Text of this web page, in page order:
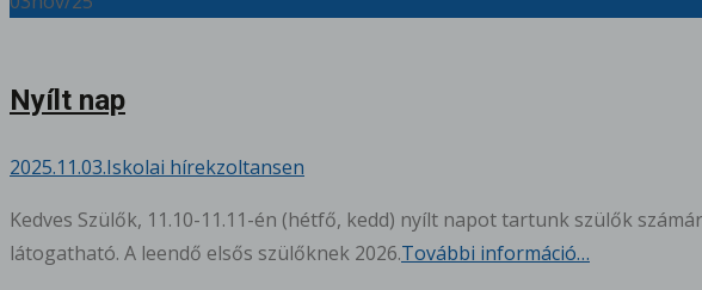
Nyílt nap
2025.11.03.Iskolai hírekzoltansen
Kedves Szülők, 11.10-11.11-én (hétfő, kedd) nyílt napot tartunk szülők
látogatható. A leendő elsős szülőknek 2026.További információ…